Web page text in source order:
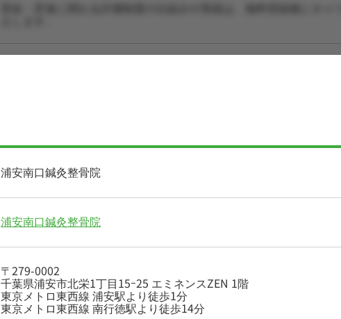
浦安南口鍼灸整骨院
浦安南口鍼灸整骨院
〒279-0002
千葉県浦安市北栄1丁目15ｰ25 エミネンスZEN 1階
東京メトロ東西線 浦安駅より徒歩1分
東京メトロ東西線 南行徳駅より徒歩14分